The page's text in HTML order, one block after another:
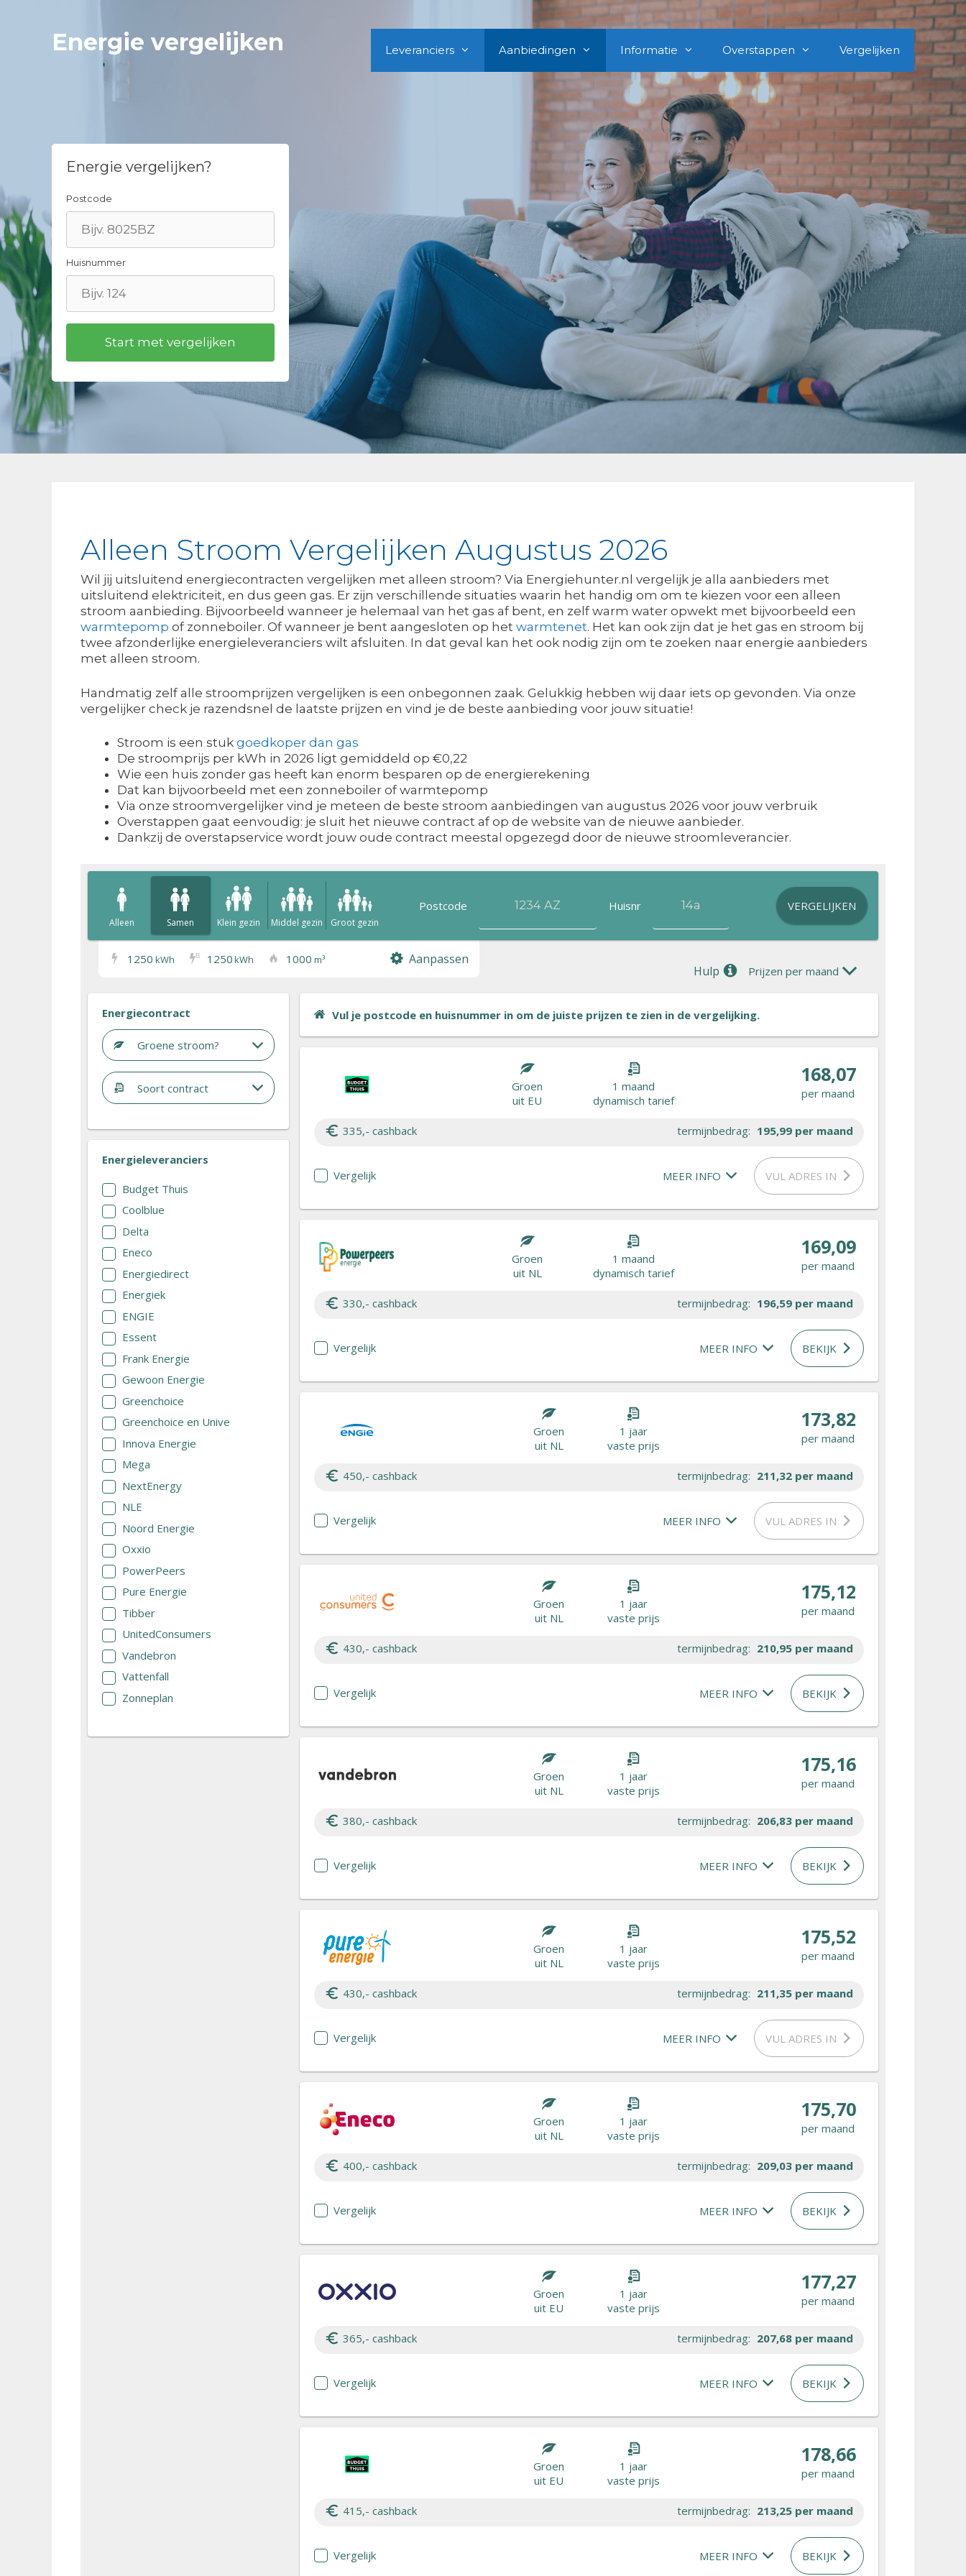
Energie vergelijken Leveranciers Aanbiedingen Informatie Overstappen Vergelijken
Energie vergelijken?
Postcode
Huisnummer
Alleen Stroom Vergelijken Augustus 2026
Wil jij uitsluitend energiecontracten vergelijken met alleen stroom? Via Energiehunter.nl vergelijk je alla aanbieders met
uitsluitend elektriciteit, en dus geen gas. Er zijn verschillende situaties waarin het handig om om te kiezen voor een alleen
stroom aanbieding. Bijvoorbeeld wanneer je helemaal van het gas af bent, en zelf warm water opwekt met bijvoorbeeld een
warmtepomp of zonneboiler. Of wanneer je bent aangesloten op het warmtenet. Het kan ook zijn dat je het gas en stroom bij
twee afzonderlijke energieleveranciers wilt afsluiten. In dat geval kan het ook nodig zijn om te zoeken naar energie aanbieders
met alleen stroom.
Handmatig zelf alle stroomprijzen vergelijken is een onbegonnen zaak. Gelukkig hebben wij daar iets op gevonden. Via onze
vergelijker check je razendsnel de laatste prijzen en vind je de beste aanbieding voor jouw situatie!
Stroom is een stuk goedkoper dan gas
De stroomprijs per kWh in 2026 ligt gemiddeld op €0,22
Wie een huis zonder gas heeft kan enorm besparen op de energierekening
Dat kan bijvoorbeeld met een zonneboiler of warmtepomp
Via onze stroomvergelijker vind je meteen de beste stroom aanbiedingen van augustus 2026 voor jouw verbruik
Overstappen gaat eenvoudig: je sluit het nieuwe contract af op de website van de nieuwe aanbieder.
Dankzij de overstapservice wordt jouw oude contract meestal opgezegd door de nieuwe stroomleverancier.
Alleen Samen Klein gezin Middel gezin Groot gezin
Postcode Huisnr VERGELIJKEN
1250 kWh II 1250kWh 1000 m³ Aanpassen
Hulp Prijzen per maand
Energiecontract
Groene stroom?
Soort contract
Energieleveranciers
Budget Thuis
Coolblue
Delta
Eneco
Energiedirect
Energiek
ENGIE
Essent
Frank Energie
Gewoon Energie
Greenchoice
Greenchoice en Unive
Innova Energie
Mega
NextEnergy
NLE
Noord Energie
Oxxio
PowerPeers
Pure Energie
Tibber
UnitedConsumers
Vandebron
Vattenfall
Zonneplan
Vul je postcode en huisnummer in om de juiste prijzen te zien in de vergelijking.
Groen
uit EU
1 maand
dynamisch tarief
168,07
per maand
335,- cashback termijnbedrag: 195,99 per maand
Vergelijk MEER INFO VUL ADRES IN
Groen
uit NL
1 maand
dynamisch tarief
169,09
per maand
330,- cashback termijnbedrag: 196,59 per maand
Vergelijk MEER INFO BEKIJK
Groen
uit NL
1 jaar
vaste prijs
173,82
per maand
450,- cashback termijnbedrag: 211,32 per maand
Vergelijk MEER INFO VUL ADRES IN
Groen
uit NL
1 jaar
vaste prijs
175,12
per maand
430,- cashback termijnbedrag: 210,95 per maand
Vergelijk MEER INFO BEKIJK
Groen
uit NL
1 jaar
vaste prijs
175,16
per maand
380,- cashback termijnbedrag: 206,83 per maand
Vergelijk MEER INFO BEKIJK
Groen
uit NL
1 jaar
vaste prijs
175,52
per maand
430,- cashback termijnbedrag: 211,35 per maand
Vergelijk MEER INFO VUL ADRES IN
Groen
uit NL
1 jaar
vaste prijs
175,70
per maand
400,- cashback termijnbedrag: 209,03 per maand
Vergelijk MEER INFO BEKIJK
Groen
uit EU
1 jaar
vaste prijs
177,27
per maand
365,- cashback termijnbedrag: 207,68 per maand
Vergelijk MEER INFO BEKIJK
Groen
uit EU
1 jaar
vaste prijs
178,66
per maand
415,- cashback termijnbedrag: 213,25 per maand
Vergelijk MEER INFO BEKIJK